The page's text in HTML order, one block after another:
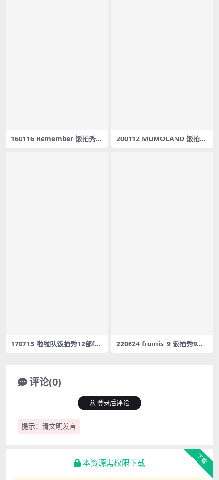
160116 Remember 饭拍秀2
200112 MOMOLAND 饭拍秀
170713 啦啦队饭拍秀12部fan
220624 fromis_9 饭拍秀9部f
评论(0)
提示：请文明发言
登录后评论
下载
本资源需权限下载